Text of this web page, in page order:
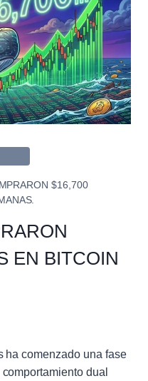
$16,700
EN BITCOIN
ha comenzado una fase
dual